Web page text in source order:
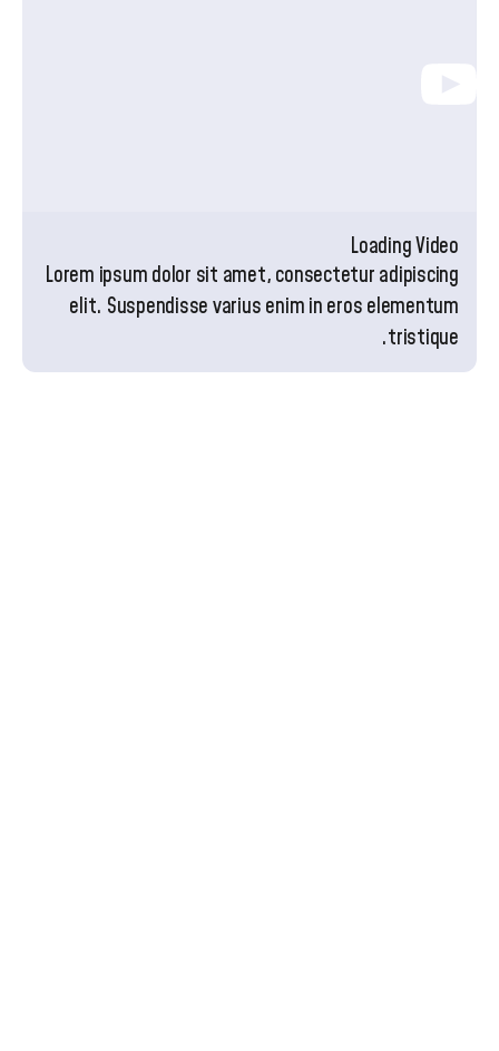
Loading Video
Lorem ipsum dolor sit amet, consectetur adipiscing
elit. Suspendisse varius enim in eros elementum
tristique.